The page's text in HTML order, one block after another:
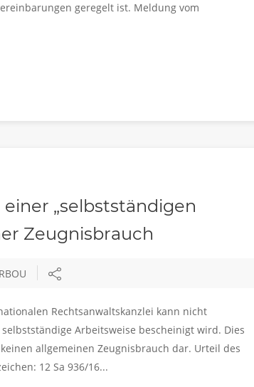
geregelt ist. Meldung vom
„selbstständigen
Zeugnisbrauch
Rechtsanwaltskanzlei kann nicht
Arbeitsweise bescheinigt wird. Dies
allgemeinen Zeugnisbrauch dar. Urteil des
12 Sa 936/16...